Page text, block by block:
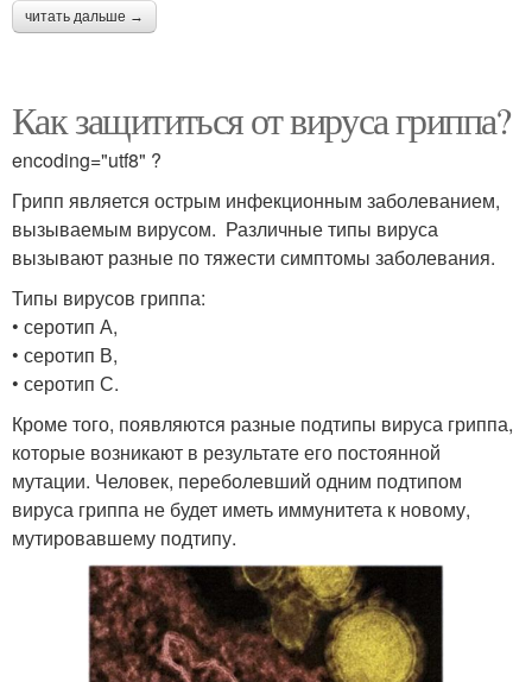
читать дальше →
Как защититься от вируса гриппа?
encoding="utf8" ?
Грипп является острым инфекционным заболеванием,
вызываемым вирусом. Различные типы вируса
вызывают разные по тяжести симптомы заболевания.
Типы вирусов гриппа:
• серотип А,
• серотип В,
• серотип С.
Кроме того, появляются разные подтипы вируса гриппа,
которые возникают в результате его постоянной
мутации. Человек, переболевший одним подтипом
вируса гриппа не будет иметь иммунитета к новому,
мутировавшему подтипу.